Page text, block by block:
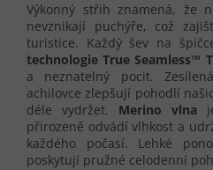
Výkonný střih znamená, že
nevznikají puchýře, což
turistice. Každý šev na
technologie True Seamless™
a neznatelný pocit.
achilovce zlepšují pohodlí
déle vydržet. Merino vlna
přirozeně odvádí vlhkost a
každého počasí. Lehké
poskytují pružné celodenní